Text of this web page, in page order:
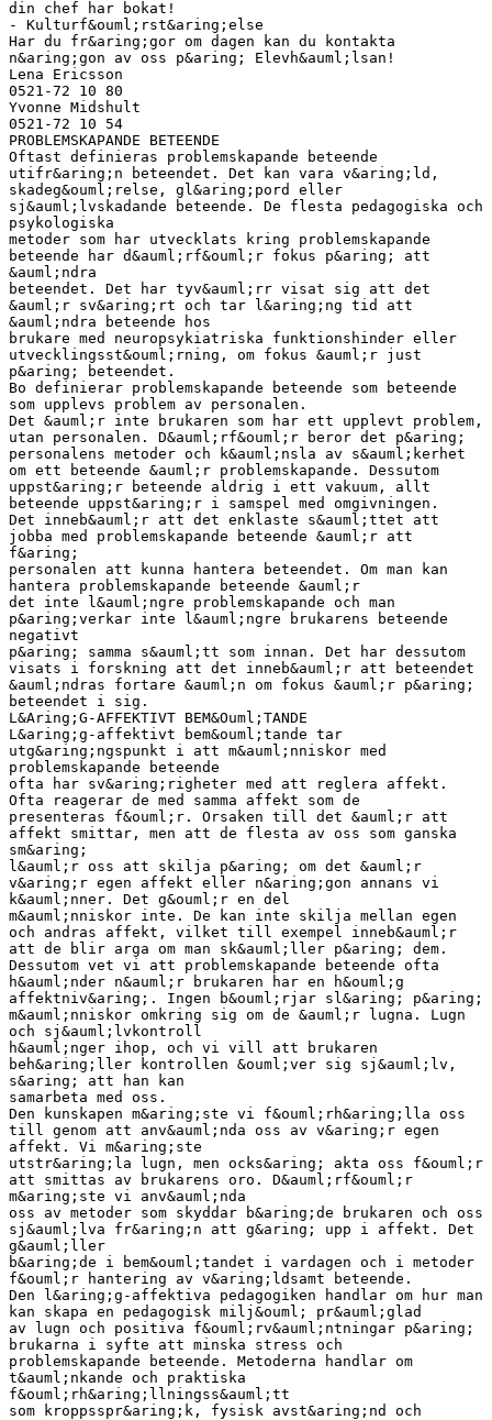
din chef har bokat!
- Kulturf&ouml;rst&aring;else
Har du fr&aring;gor om dagen kan du kontakta
n&aring;gon av oss p&aring; Elevh&auml;lsan!
Lena Ericsson
0521-72 10 80
Yvonne Midshult
0521-72 10 54
PROBLEMSKAPANDE BETEENDE
Oftast definieras problemskapande beteende
utifr&aring;n beteendet. Det kan vara v&aring;ld,
skadeg&ouml;relse, gl&aring;pord eller
sj&auml;lvskadande beteende. De flesta pedagogiska och
psykologiska
metoder som har utvecklats kring problemskapande
beteende har d&auml;rf&ouml;r fokus p&aring; att
&auml;ndra
beteendet. Det har tyv&auml;rr visat sig att det
&auml;r sv&aring;rt och tar l&aring;ng tid att
&auml;ndra beteende hos
brukare med neuropsykiatriska funktionshinder eller
utvecklingsst&ouml;rning, om fokus &auml;r just
p&aring; beteendet.
Bo definierar problemskapande beteende som beteende
som upplevs problem av personalen.
Det &auml;r inte brukaren som har ett upplevt problem,
utan personalen. D&auml;rf&ouml;r beror det p&aring;
personalens metoder och k&auml;nsla av s&auml;kerhet
om ett beteende &auml;r problemskapande. Dessutom
uppst&aring;r beteende aldrig i ett vakuum, allt
beteende uppst&aring;r i samspel med omgivningen.
Det inneb&auml;r att det enklaste s&auml;ttet att
jobba med problemskapande beteende &auml;r att
f&aring;
personalen att kunna hantera beteendet. Om man kan
hantera problemskapande beteende &auml;r
det inte l&auml;ngre problemskapande och man
p&aring;verkar inte l&auml;ngre brukarens beteende
negativt
p&aring; samma s&auml;tt som innan. Det har dessutom
visats i forskning att det inneb&auml;r att beteendet
&auml;ndras fortare &auml;n om fokus &auml;r p&aring;
beteendet i sig.
L&Aring;G-AFFEKTIVT BEM&Ouml;TANDE
L&aring;g-affektivt bem&ouml;tande tar
utg&aring;ngspunkt i att m&auml;nniskor med
problemskapande beteende
ofta har sv&aring;righeter med att reglera affekt.
Ofta reagerar de med samma affekt som de
presenteras f&ouml;r. Orsaken till det &auml;r att
affekt smittar, men att de flesta av oss som ganska
sm&aring;
l&auml;r oss att skilja p&aring; om det &auml;r
v&aring;r egen affekt eller n&aring;gon annans vi
k&auml;nner. Det g&ouml;r en del
m&auml;nniskor inte. De kan inte skilja mellan egen
och andras affekt, vilket till exempel inneb&auml;r
att de blir arga om man sk&auml;ller p&aring; dem.
Dessutom vet vi att problemskapande beteende ofta
h&auml;nder n&auml;r brukaren har en h&ouml;g
affektniv&aring;. Ingen b&ouml;rjar sl&aring; p&aring;
m&auml;nniskor omkring sig om de &auml;r lugna. Lugn
och sj&auml;lvkontroll
h&auml;nger ihop, och vi vill att brukaren
beh&aring;ller kontrollen &ouml;ver sig sj&auml;lv,
s&aring; att han kan
samarbeta med oss.
Den kunskapen m&aring;ste vi f&ouml;rh&aring;lla oss
till genom att anv&auml;nda oss av v&aring;r egen
affekt. Vi m&aring;ste
utstr&aring;la lugn, men ocks&aring; akta oss f&ouml;r
att smittas av brukarens oro. D&auml;rf&ouml;r
m&aring;ste vi anv&auml;nda
oss av metoder som skyddar b&aring;de brukaren och oss
sj&auml;lva fr&aring;n att g&aring; upp i affekt. Det
g&auml;ller
b&aring;de i bem&ouml;tandet i vardagen och i metoder
f&ouml;r hantering av v&aring;ldsamt beteende.
Den l&aring;g-affektiva pedagogiken handlar om hur man
kan skapa en pedagogisk milj&ouml; pr&auml;glad
av lugn och positiva f&ouml;rv&auml;ntningar p&aring;
brukarna i syfte att minska stress och
problemskapande beteende. Metoderna handlar om
t&auml;nkande och praktiska
f&ouml;rh&aring;llningss&auml;tt
som kroppsspr&aring;k, fysisk avst&aring;nd och